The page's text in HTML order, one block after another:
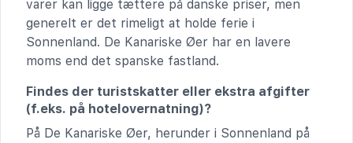
varer kan ligge tættere på danske priser, men
generelt er det rimeligt at holde ferie i
Sonnenland. De Kanariske Øer har en lavere
moms end det spanske fastland.
Findes der turistskatter eller ekstra afgifter
(f.eks. på hotelovernatning)?
På De Kanariske Øer, herunder i Sonnenland på